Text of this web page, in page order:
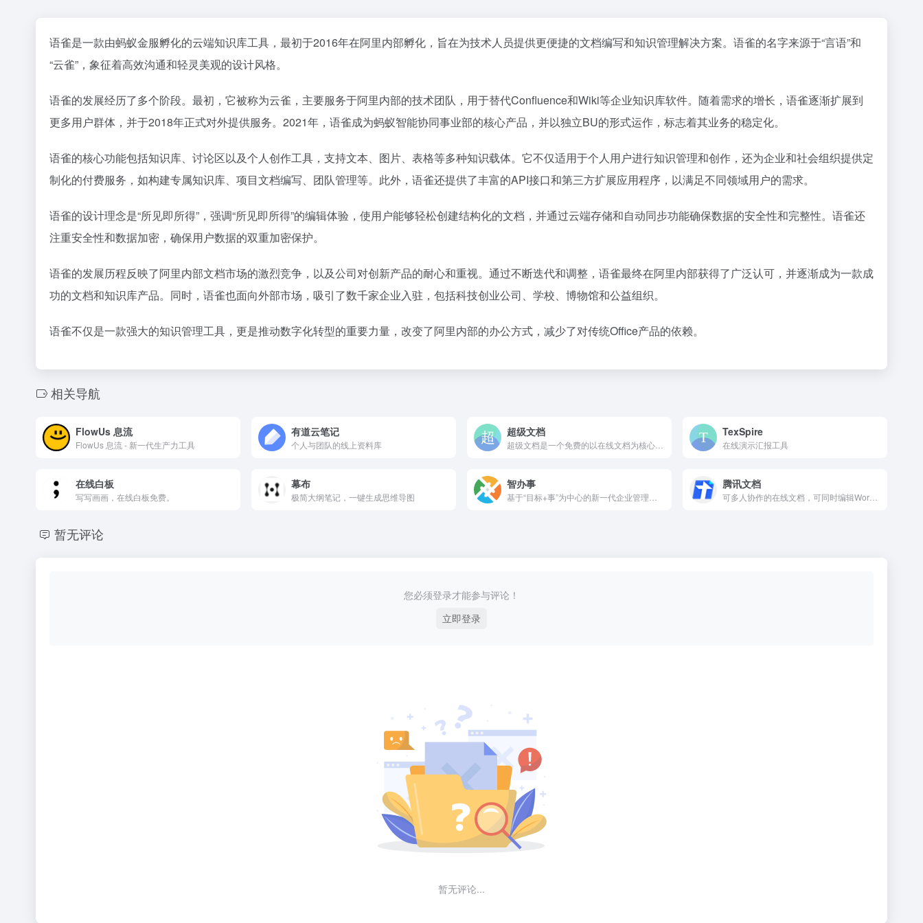
语雀是一款由蚂蚁金服孵化的云端知识库工具，最初于2016年在阿里内部孵化，旨在为技术人员提供更便捷的文档编写和知识管理解决方案。语雀的名字来源于“言语”和
“云雀”，象征着高效沟通和轻灵美观的设计风格。
语雀的发展经历了多个阶段。最初，它被称为云雀，主要服务于阿里内部的技术团队，用于替代Confluence和Wiki等企业知识库软件。随着需求的增长，语雀逐渐扩展到
更多用户群体，并于2018年正式对外提供服务。2021年，语雀成为蚂蚁智能协同事业部的核心产品，并以独立BU的形式运作，标志着其业务的稳定化。
语雀的核心功能包括知识库、讨论区以及个人创作工具，支持文本、图片、表格等多种知识载体。它不仅适用于个人用户进行知识管理和创作，还为企业和社会组织提供定
制化的付费服务，如构建专属知识库、项目文档编写、团队管理等。此外，语雀还提供了丰富的API接口和第三方扩展应用程序，以满足不同领域用户的需求。
语雀的设计理念是“所见即所得”，强调“所见即所得”的编辑体验，使用户能够轻松创建结构化的文档，并通过云端存储和自动同步功能确保数据的安全性和完整性。语雀还
注重安全性和数据加密，确保用户数据的双重加密保护。
语雀的发展历程反映了阿里内部文档市场的激烈竞争，以及公司对创新产品的耐心和重视。通过不断迭代和调整，语雀最终在阿里内部获得了广泛认可，并逐渐成为一款成
功的文档和知识库产品。同时，语雀也面向外部市场，吸引了数千家企业入驻，包括科技创业公司、学校、博物馆和公益组织。
语雀不仅是一款强大的知识管理工具，更是推动数字化转型的重要力量，改变了阿里内部的办公方式，减少了对传统Office产品的依赖。
相关导航
FlowUs 息流
FlowUs 息流 - 新一代生产力工具
有道云笔记
个人与团队的线上资料库
超级文档 TexSpire
在线演示汇报工具
在线白板
写写画画，在线白板免费。
幕布
极简大纲笔记，一键生成思维导图
智办事 腾讯文档
暂无评论
您必须登录才能参与评论！
立即登录
暂无评论...